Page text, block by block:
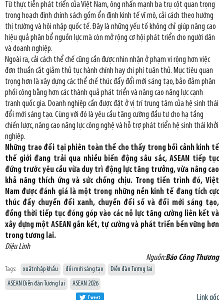
Từ thực tiễn phát triển của Việt Nam, ông nhấn mạnh ba trụ cột quan trọng
trong hoạch định chính sách gồm ổn định kinh tế vĩ mô, cải cách theo hướng
thị trường và hội nhập quốc tế. Đây là những yếu tố không chỉ giúp nâng cao
hiệu quả phân bổ nguồn lực mà còn mở rộng cơ hội phát triển cho người dân
và doanh nghiệp.
Ngoài ra, cải cách thể chế cũng cần được nhìn nhận ở phạm vi rộng hơn việc
đơn thuần cắt giảm thủ tục hành chính hay chi phí tuân thủ. Mục tiêu quan
trọng hơn là xây dựng các thể chế thúc đẩy đổi mới sáng tạo, bảo đảm phân
phối công bằng hơn các thành quả phát triển và nâng cao năng lực cạnh
tranh quốc gia. Doanh nghiệp cần được đặt ở vị trí trung tâm của hệ sinh thái
đổi mới sáng tạo. Cùng với đó là yêu cầu tăng cường đầu tư cho hạ tầng
chiến lược, nâng cao năng lực công nghệ và hỗ trợ phát triển hệ sinh thái khởi
nghiệp.
Những trao đổi tại phiên toàn thể cho thấy trong bối cảnh kinh tế
thế giới đang trải qua nhiều biến động sâu sắc, ASEAN tiếp tục
đứng trước yêu cầu vừa duy trì động lực tăng trưởng, vừa nâng cao
khả năng thích ứng và sức chống chịu. Trong tiến trình đó, Việt
Nam được đánh giá là một trong những nền kinh tế đang tích cực
thúc đẩy chuyển đổi xanh, chuyển đổi số và đổi mới sáng tạo,
đồng thời tiếp tục đóng góp vào các nỗ lực tăng cường liên kết và
xây dựng một ASEAN gắn kết, tự cường và phát triển bền vững hơn
trong tương lai.
Diệu Linh
Nguồn:Báo Công Thương
Tags: xuất nhập khẩu đổi mới sáng tạo
Diễn đàn Tương lai
ASEAN Diễn đàn Tương lai
ASEAN 2026
Link gốc
Tweet